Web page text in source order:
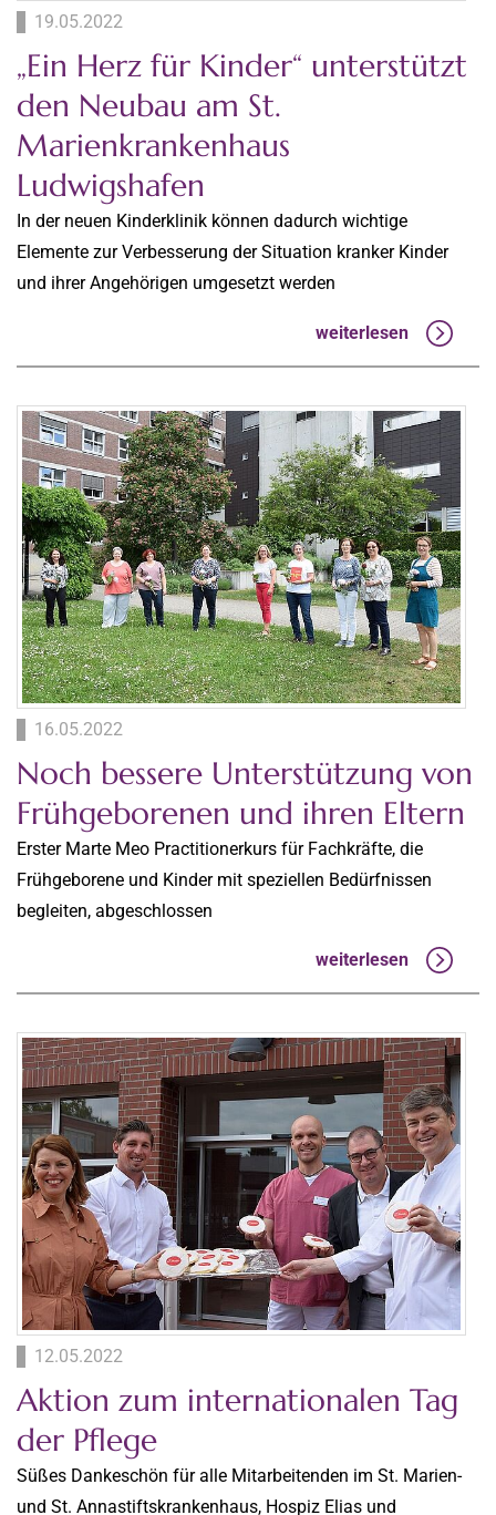
19.05.2022
„Ein Herz für Kinder“ unterstützt
den Neubau am St.
Marienkrankenhaus
Ludwigshafen
In der neuen Kinderklinik können dadurch wichtige
Elemente zur Verbesserung der Situation kranker Kinder
und ihrer Angehörigen umgesetzt werden
weiterlesen
16.05.2022
Noch bessere Unterstützung von
Frühgeborenen und ihren Eltern
Erster Marte Meo Practitionerkurs für Fachkräfte, die
Frühgeborene und Kinder mit speziellen Bedürfnissen
begleiten, abgeschlossen
weiterlesen
12.05.2022
Aktion zum internationalen Tag
der Pflege
Süßes Dankeschön für alle Mitarbeitenden im St. Marien-
und St. Annastiftskrankenhaus, Hospiz Elias und